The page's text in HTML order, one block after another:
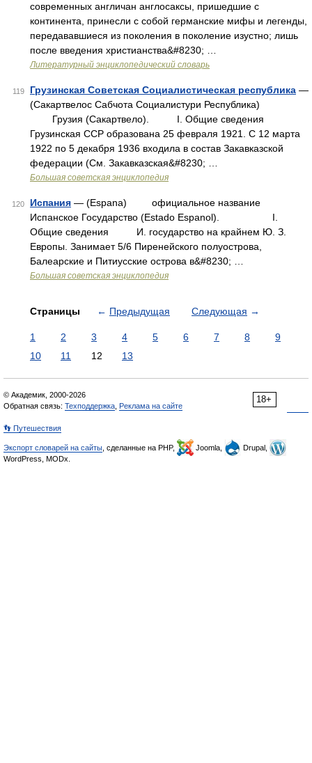
современных англичан англосаксы, пришедшие с
континента, принесли с собой германские мифы и легенды,
передававшиеся из поколения в поколение изустно; лишь
после введения христианства&#8230; …
Литературный энциклопедический словарь
119 Грузинская Советская Социалистическая республика —
(Сакартвелос Сабчота Социалистури Республика)
Грузия (Сакартвело). I. Общие сведения
Грузинская ССР образована 25 февраля 1921. С 12 марта
1922 по 5 декабря 1936 входила в состав Закавказской
федерации (См. Закавказская&#8230; …
Большая советская энциклопедия
120 Испания — (Espana) официальное название
Испанское Государство (Estado Espanol). I.
Общие сведения И. государство на крайнем Ю. З.
Европы. Занимает 5/6 Пиренейского полуострова,
Балеарские и Питиусские острова в&#8230; …
Большая советская энциклопедия
Страницы ← Предыдущая Следующая →
1 2 3 4 5 6 7 8
9
10
11 12 13
18+
© Академик, 2000-2026
Обратная связь: Техподдержка Реклама на сайте
👣 Путешествия
Экспорт словарей на сайты , сделанные на PHP, Joomla,
Drupal,
WordPress, MODx.